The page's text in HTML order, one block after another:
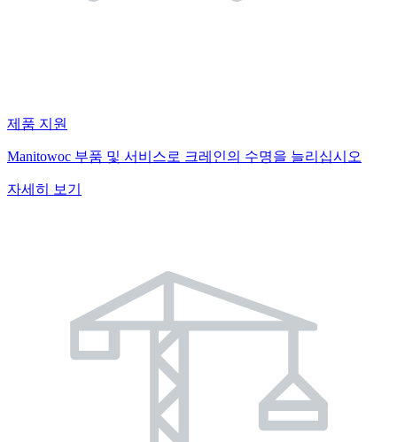
제품 지원
Manitowoc 부품 및 서비스로 크레인의 수명을 늘리십시오
자세히 보기